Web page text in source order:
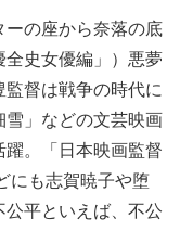
の座から奈落の底
全史女優編」）悪夢
督は戦争の時代に
雪」などの文芸映画
。「日本映画監督
にも志賀暁子や堕
公平といえば、不公